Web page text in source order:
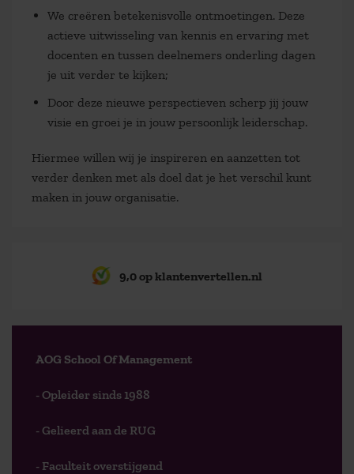
We creëren betekenisvolle ontmoetingen. Deze
actieve uitwisseling van kennis en ervaring met
docenten en tussen deelnemers onderling dagen
je uit verder te kijken;
Door deze nieuwe perspectieven scherp jij jouw
visie en groei je in jouw persoonlijk leiderschap.
Hiermee willen wij je inspireren en aanzetten tot
verder denken met als doel dat je het verschil kunt
maken in jouw organisatie.
9,0 op klantenvertellen.nl
AOG School Of Management
- Opleider sinds 1988
- Gelieerd aan de RUG
- Faculteit overstijgend